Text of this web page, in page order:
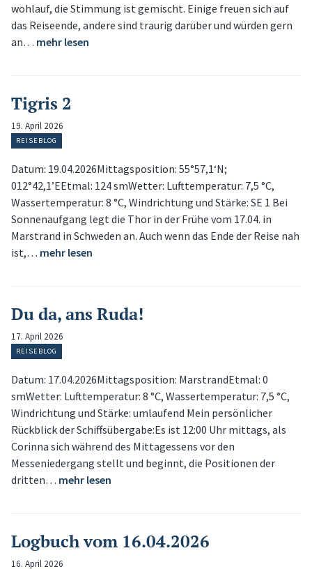
wohlauf, die Stimmung ist gemischt. Einige freuen sich auf
das Reiseende, andere sind traurig darüber und würden gern
an… mehr lesen
Tigris 2
19. April 2026
REISEBLOG
Datum: 19.04.2026Mittagsposition: 55°57,1‘N;
012°42,1’EEtmal: 124 smWetter: Lufttemperatur: 7,5 °C,
Wassertemperatur: 8 °C, Windrichtung und Stärke: SE 1 Bei
Sonnenaufgang legt die Thor in der Frühe vom 17.04. in
Marstrand in Schweden an. Auch wenn das Ende der Reise nah
ist,… mehr lesen
Du da, ans Ruda!
17. April 2026
REISEBLOG
Datum: 17.04.2026Mittagsposition: MarstrandEtmal: 0
smWetter: Lufttemperatur: 8 °C, Wassertemperatur: 7,5 °C,
Windrichtung und Stärke: umlaufend Mein persönlicher
Rückblick der Schiffsübergabe:Es ist 12:00 Uhr mittags, als
Corinna sich während des Mittagessens vor den
Messeniedergang stellt und beginnt, die Positionen der
dritten… mehr lesen
Logbuch vom 16.04.2026
16. April 2026